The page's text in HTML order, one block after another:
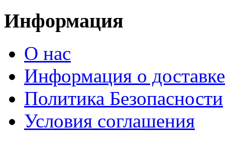
Информация
О нас
Информация о доставке
Политика Безопасности
Условия соглашения